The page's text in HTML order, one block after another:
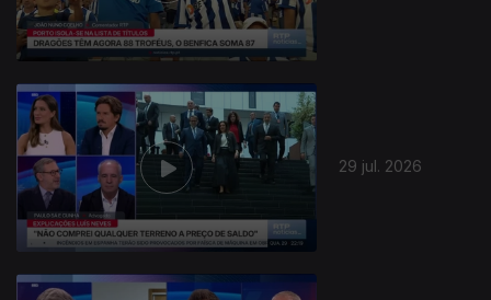
29 jul. 2026